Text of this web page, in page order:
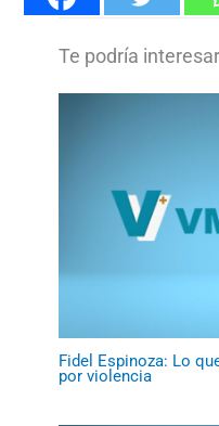
Fidel Espinoza: Lo
por violencia